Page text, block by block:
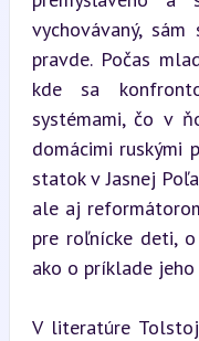
vychovávaný,
pravde. Počas
kde sa
systémami, čo v
domácimi ruskými
statok v Jasnej
ale aj
pre roľnícke deti,
ako o príklade jeho
V literatúre